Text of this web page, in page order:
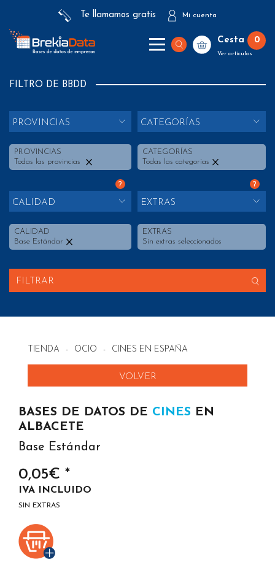
Te llamamos gratis Mi cuenta
Cesta 0
Ver artículos
FILTRO DE BBDD
PROVINCIAS
PROVINCIAS
Todas las provincias
CATEGORÍAS
CATEGORÍAS
Todas las categorías
?
CALIDAD
CALIDAD
Base Estándar
?
EXTRAS
EXTRAS
Sin extras seleccionados
FILTRAR
TIENDA - OCIO - CINES EN ESPAÑA
VOLVER
BASES DE DATOS DE CINES EN
ALBACETE
Base Estándar
0,05€ *
IVA INCLUIDO
SIN EXTRAS